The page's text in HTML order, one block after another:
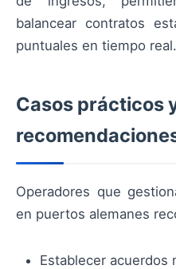
balancear contratos
puntuales en tiempo real.
Casos prácticos
Operadores que
en puertos alemanes
Establecer acuerdos